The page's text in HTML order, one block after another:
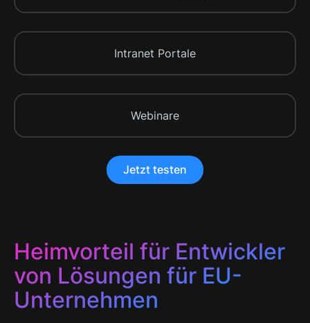
Intranet Portale
Webinare
Jetzt testen
Heimvorteil für Entwickler
von Lösungen für EU-
Unternehmen